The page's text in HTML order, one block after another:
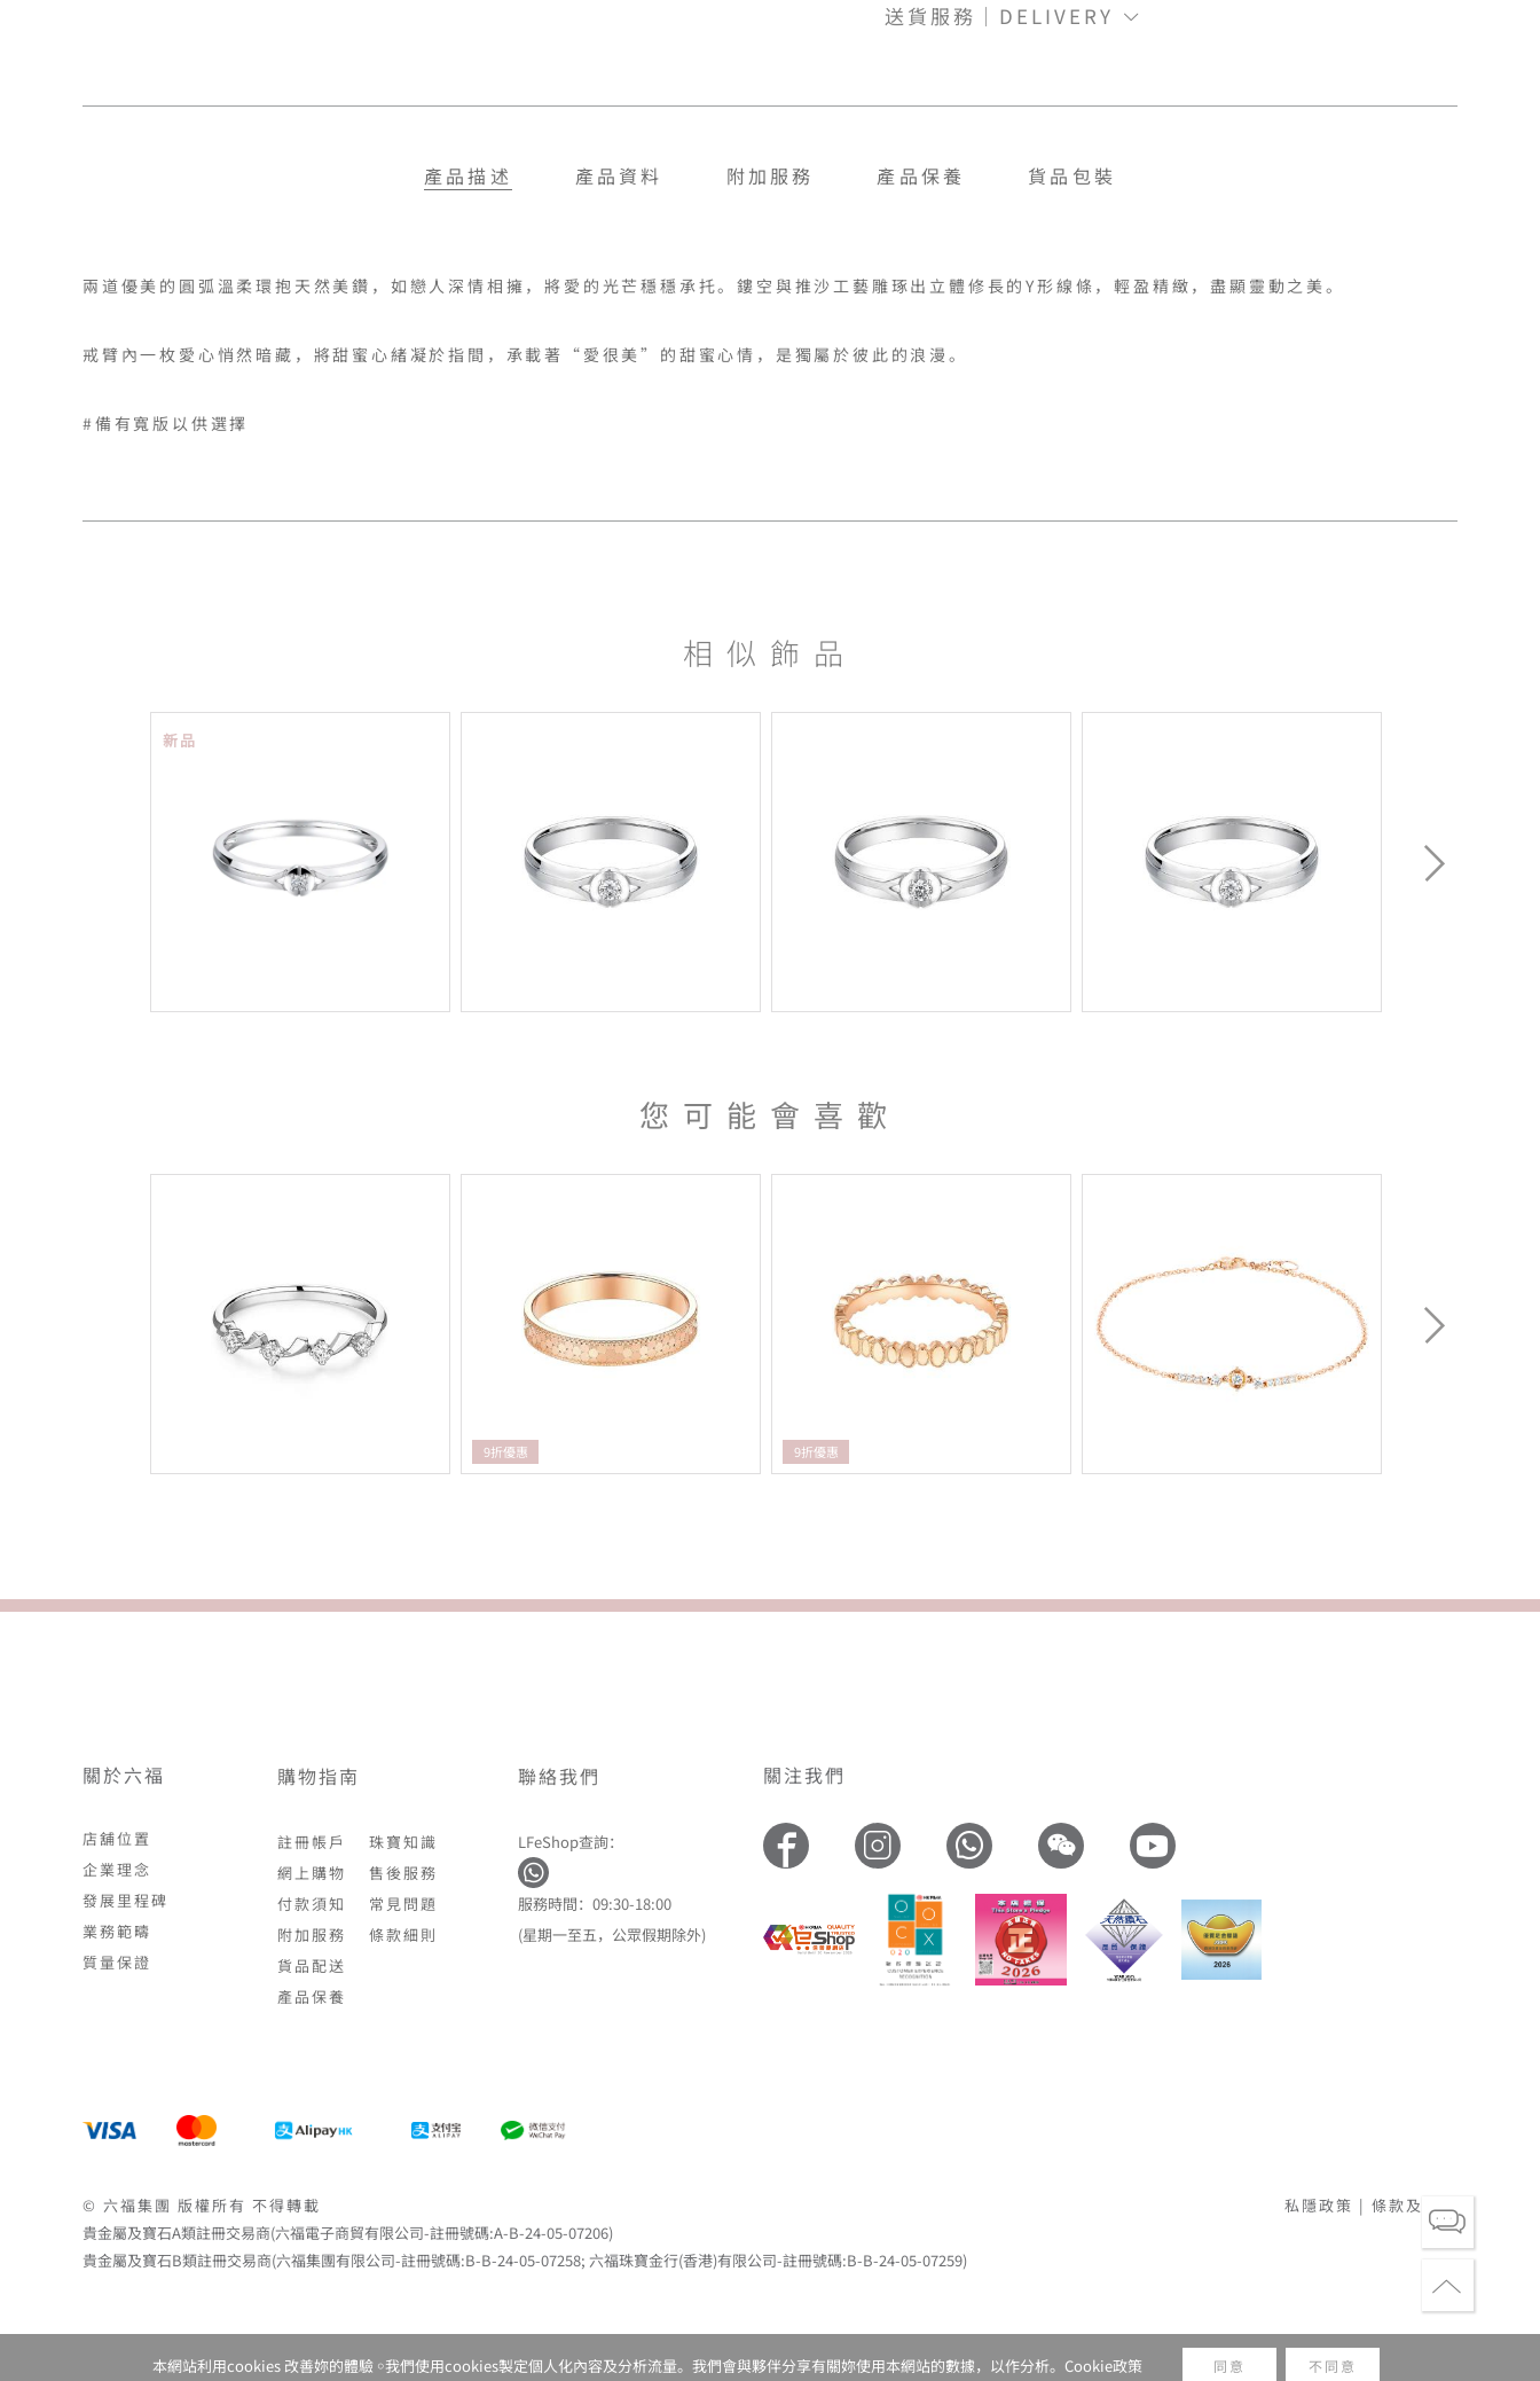
送貨服務｜DELIVERY
產品描述 產品資料 附加服務 產品保養 貨品包裝
兩道優美的圓弧溫柔環抱天然美鑽，如戀人深情相擁，將愛的光芒穩穩承托。鏤空與推沙工藝雕琢出立體修長的Y形線條，輕盈精緻，盡顯靈動之美。
戒臂內一枚愛心悄然暗藏，將甜蜜心緒凝於指間，承載著“愛很美”的甜蜜心情，是獨屬於彼此的浪漫。
相似飾品
新品
您可能會喜歡
9折優惠 9折優惠
關於六福
店舖位置
企業理念
發展里程碑
業務範疇
質量保證
購物指南
註冊帳戶
網上購物
付款須知
附加服務
貨品配送
產品保養
珠寶知識
售後服務
常見問題
條款細則
聯絡我們
LFeShop查詢：
服務時間：09:30-18:00
(星期一至五，公眾假期除外)
關注我們
© 六福集團 版權所有 不得轉載 私隱政策 | 條款及細則
貴金屬及寶石A類註冊交易商(六福電子商貿有限公司-註冊號碼:A-B-24-05-07206)
貴金屬及寶石B類註冊交易商(六福集團有限公司-註冊號碼:B-B-24-05-07258; 六福珠寶金行(香港)有限公司-註冊號碼:B-B-24-05-07259)
本網站利用cookies 改善妳的體驗 ￮我們使用cookies製定個人化內容及分析流量。我們會與夥伴分享有關妳使用本網站的數據，以作分析。Cookie政策 同意 不同意